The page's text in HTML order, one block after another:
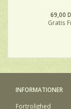
69,00
Gratis
INFORMATIONER
Fortrolighed